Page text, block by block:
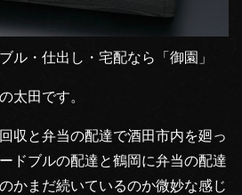
ル・仕出し・宅配なら「御園」
太田です。
収と弁当の配達で酒田市内を廻っ
ドブルの配達と鶴岡に弁当の配達
かまだ続いているのか微妙な感じ